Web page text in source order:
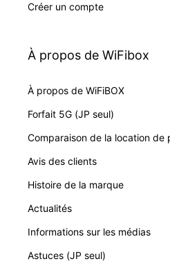
Créer un compte
À propos de WiFibox
À propos de WiFiBOX
Forfait 5G (JP seul)
Comparaison de la location de
Avis des clients
Histoire de la marque
Actualités
Informations sur les médias
Astuces (JP seul)